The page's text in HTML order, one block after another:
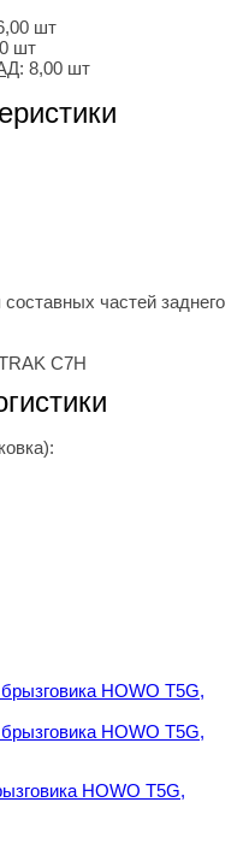
шт
шт
: 8,00 шт
частей заднего
C7H
HOWO T5G,
HOWO T5G,